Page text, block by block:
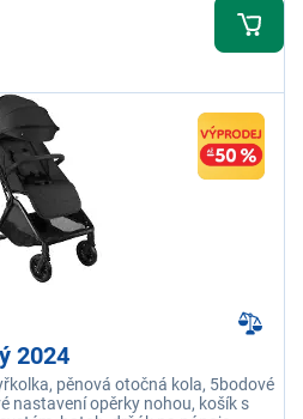
2024
pěnová otočná kola, 5bodové
nastavení opěrky nohou, košík s